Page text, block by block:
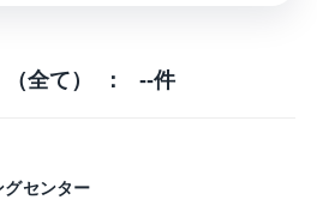
（全て） ： --件
センター